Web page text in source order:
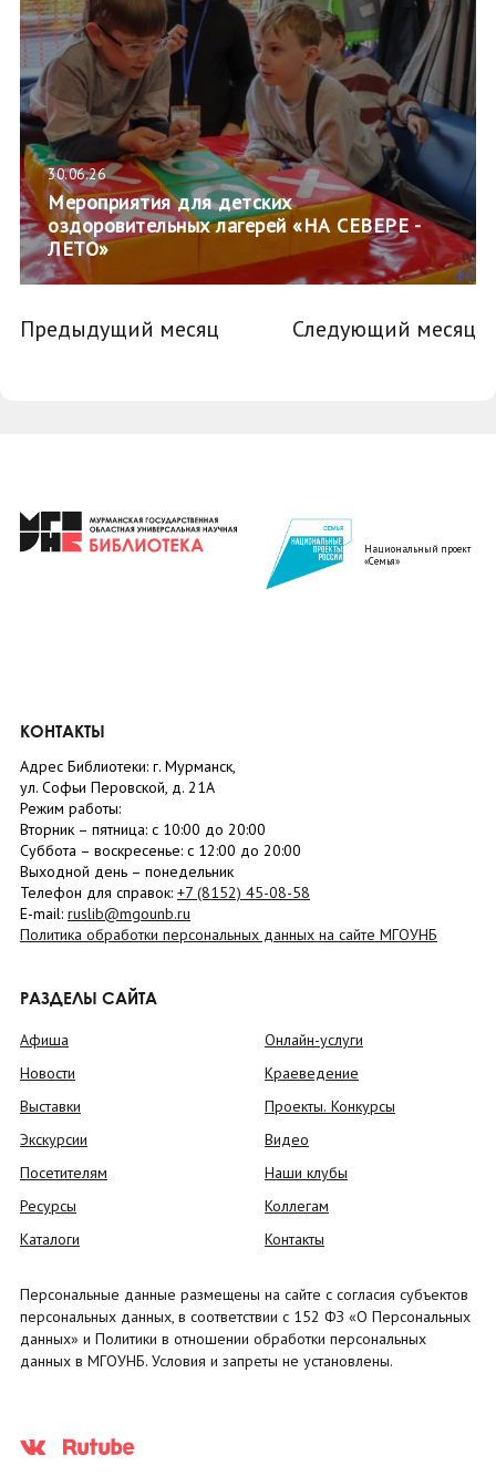
30.06.26
Мероприятия для детских
оздоровительных лагерей «НА СЕВЕРЕ -
ЛЕТО»
Предыдущий месяц Следующий месяц
Национальный проект
«Семья»
КОНТАКТЫ
Адрес Библиотеки: г. Мурманск,
ул. Софьи Перовской, д. 21А
Режим работы:
Вторник – пятница: с 10:00 до 20:00
Суббота – воскресенье: c 12:00 до 20:00
Выходной день – понедельник
Телефон для справок: +7 (8152) 45-08-58
E-mail: ruslib@mgounb.ru
Политика обработки персональных данных на сайте МГОУНБ
РАЗДЕЛЫ САЙТА
Афиша
Новости
Выставки
Экскурсии
Посетителям
Ресурсы
Каталоги
Онлайн-услуги
Краеведение
Проекты. Конкурсы
Видео
Наши клубы
Коллегам
Контакты
Персональные данные размещены на сайте с согласия субъектов
персональных данных, в соответствии с 152 ФЗ «О Персональных
данных» и Политики в отношении обработки персональных
данных в МГОУНБ. Условия и запреты не установлены.